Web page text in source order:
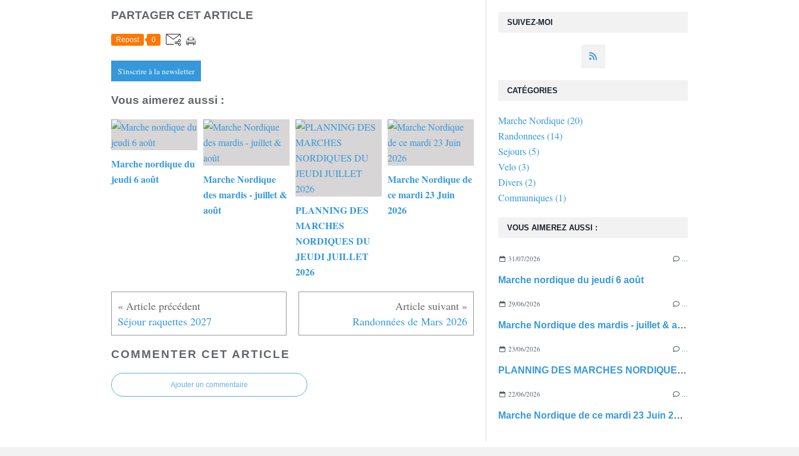
PARTAGER CET ARTICLE
Repost 0
S'inscrire à la newsletter
Vous aimerez aussi :
Marche nordique du
jeudi 6 août
Marche Nordique
des mardis - juillet &
août
PLANNING DES
MARCHES
NORDIQUES DU
JEUDI JUILLET
2026
Marche Nordique de
ce mardi 23 Juin
2026
Séjour raquettes 2027 Randonnées de Mars 2026
COMMENTER CET ARTICLE
Ajouter un commentaire
SUIVEZ-MOI
VOUS AIMEREZ AUSSI :
31/07/2026
Marche nordique du jeudi 6 août
29/06/2026
Marche Nordique des mardis - juillet & août
23/06/2026
PLANNING DES MARCHES NORDIQUES DU JEUDI JUILLET 2026
22/06/2026
Marche Nordique de ce mardi 23 Juin 2026
CATÉGORIES
Marche Nordique(20)
Randonnees(14)
Sejours(5)
Velo(3)
Divers(2)
Communiques(1)